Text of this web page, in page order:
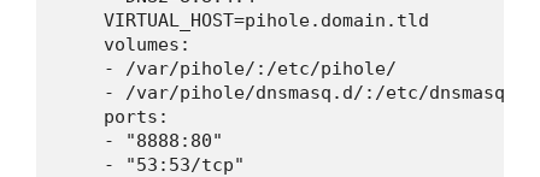
    VIRTUAL_HOST=pihole.domain.tld
    volumes:
    - /var/pihole/:/etc/pihole/
    - /var/pihole/dnsmasq.d/:/etc/dnsmasq.d/
    ports:
    - "8888:80"
    - "53:53/tcp"